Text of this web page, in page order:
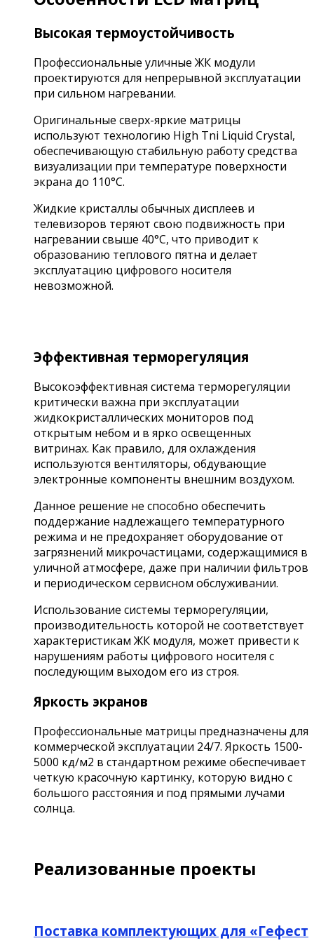
Высокая термоустойчивость
Профессиональные уличные ЖК модули
проектируются для непрерывной эксплуатации
при сильном нагревании.
Оригинальные сверх-яркие матрицы
используют технологию High Tni Liquid Crystal,
обеспечивающую стабильную работу средства
визуализации при температуре поверхности
экрана до 110°C.
Жидкие кристаллы обычных дисплеев и
телевизоров теряют свою подвижность при
нагревании свыше 40°C, что приводит к
образованию теплового пятна и делает
эксплуатацию цифрового носителя
невозможной.
Эффективная терморегуляция
Высокоэффективная система терморегуляции
критически важна при эксплуатации
жидкокристаллических мониторов под
открытым небом и в ярко освещенных
витринах. Как правило, для охлаждения
используются вентиляторы, обдувающие
электронные компоненты внешним воздухом.
Данное решение не способно обеспечить
поддержание надлежащего температурного
режима и не предохраняет оборудование от
загрязнений микрочастицами, содержащимися в
уличной атмосфере, даже при наличии фильтров
и периодическом сервисном обслуживании.
Использование системы терморегуляции,
производительность которой не соответствует
характеристикам ЖК модуля, может привести к
нарушениям работы цифрового носителя с
последующим выходом его из строя.
Яркость экранов
Профессиональные матрицы предназначены для
коммерческой эксплуатации 24/7. Яркость 1500-
5000 кд/м2 в стандартном режиме обеспечивает
четкую красочную картинку, которую видно с
большого расстояния и под прямыми лучами
солнца.
Реализованные проекты
Поставка комплектующих для «Гефест